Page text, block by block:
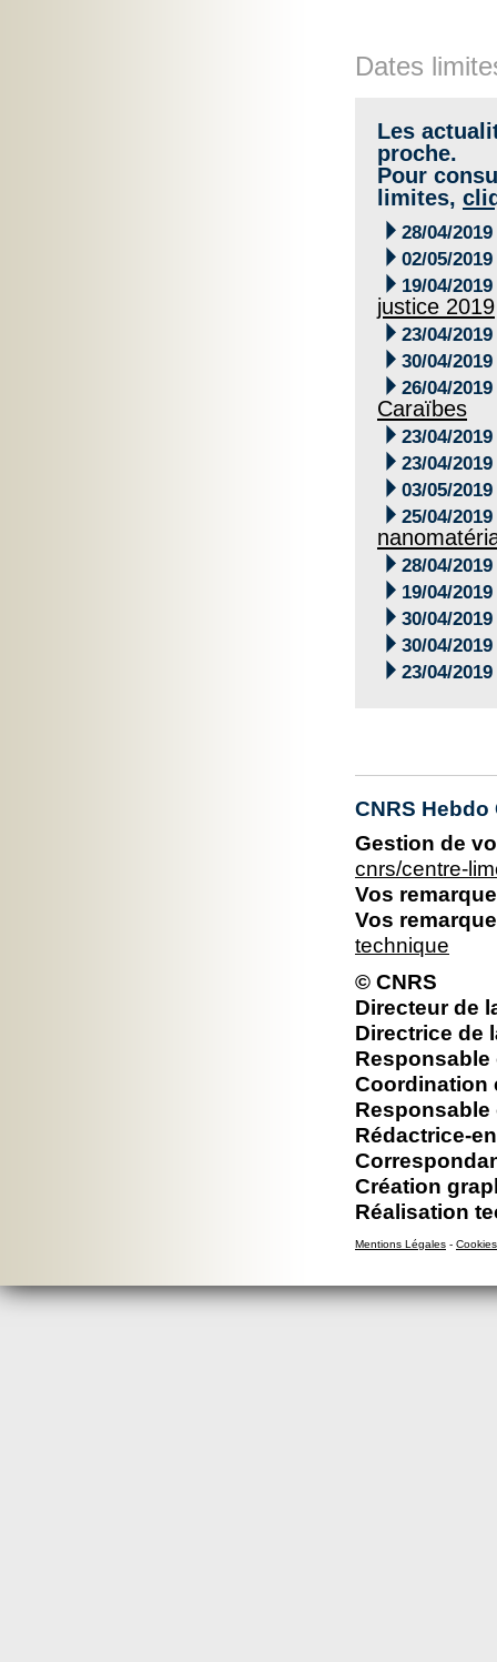
Dates
Les
proche.
Pour
limites,
 28/04/2019
 02/05/2019
 19/04/2019
justice 2019
 23/04/2019
 30/04/2019
 26/04/2019
Caraïbes
 23/04/2019
 23/04/2019
 03/05/2019
 25/04/2019
 28/04/2019
 19/04/2019
 30/04/2019
 30/04/2019
 23/04/2019
CNRS
Gestion de
cnrs/centre-
Vos
Vos
technique
© CNRS
Directeur de
Directrice de
Coordination
Rédactrice-
Création
Réalisation
Mentions Légales - Cookies